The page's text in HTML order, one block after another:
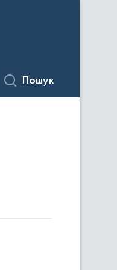
Пошук